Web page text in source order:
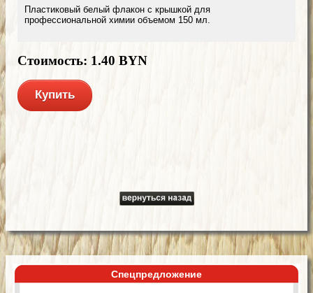
Пластиковый белый флакон с крышкой для
профессиональной химии объемом 150 мл.
Стоимость: 1.40 BYN
Купить
Спецпредложение